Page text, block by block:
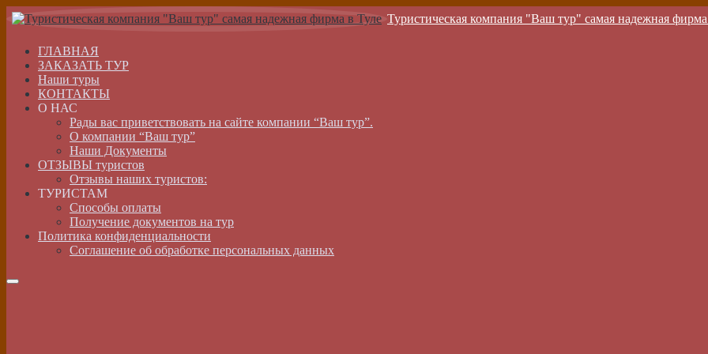
Туристическая компания "Ваш тур" самая надежная
ГЛАВНАЯ
ЗАКАЗАТЬ ТУР
Наши туры
КОНТАКТЫ
О НАС
Рады вас приветствовать на сайте компании “Ваш тур”.
О компании “Ваш тур”
Наши Документы
ОТЗЫВЫ туристов
Отзывы наших туристов:
ТУРИСТАМ
Способы оплаты
Получение документов на тур
Политика конфиденциальности
Соглашение об обработке персональных данных